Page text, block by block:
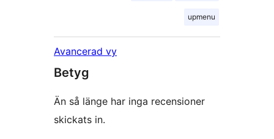
upmenu
Avancerad vy
Betyg
Än så länge har inga recensioner
skickats in.